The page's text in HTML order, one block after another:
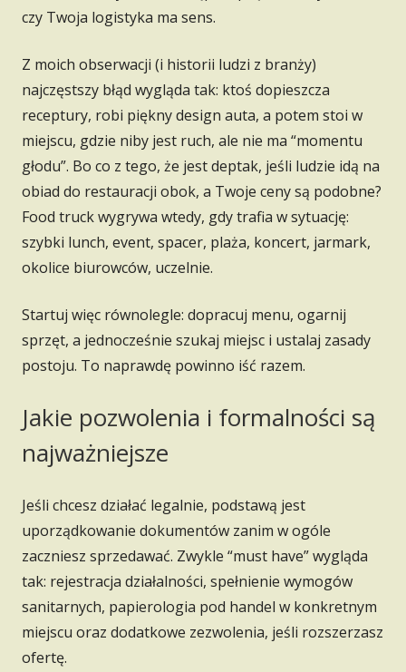
czy Twoja logistyka ma sens.
Z moich obserwacji (i historii ludzi z branży)
najczęstszy błąd wygląda tak: ktoś dopieszcza
receptury, robi piękny design auta, a potem stoi w
miejscu, gdzie niby jest ruch, ale nie ma “momentu
głodu”. Bo co z tego, że jest deptak, jeśli ludzie idą na
obiad do restauracji obok, a Twoje ceny są podobne?
Food truck wygrywa wtedy, gdy trafia w sytuację:
szybki lunch, event, spacer, plaża, koncert, jarmark,
okolice biurowców, uczelnie.
Startuj więc równolegle: dopracuj menu, ogarnij
sprzęt, a jednocześnie szukaj miejsc i ustalaj zasady
postoju. To naprawdę powinno iść razem.
Jakie pozwolenia i formalności są
najważniejsze
Jeśli chcesz działać legalnie, podstawą jest
uporządkowanie dokumentów zanim w ogóle
zaczniesz sprzedawać. Zwykle “must have” wygląda
tak: rejestracja działalności, spełnienie wymogów
sanitarnych, papierologia pod handel w konkretnym
miejscu oraz dodatkowe zezwolenia, jeśli rozszerzasz
ofertę.